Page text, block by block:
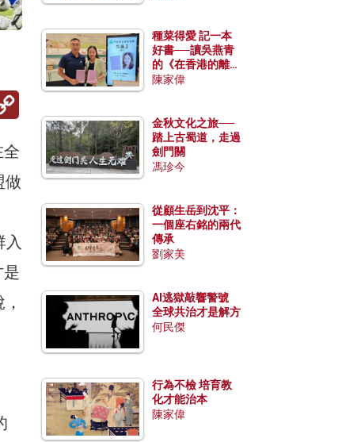
Copy
做
種菜得愛 記一本
好書──讀吳燕青
的《在香港的離島
種菜》
陳家偉
金秋文化之旅──
踏上古蜀道，走過
劍門關
馮珍今
從顧生岳到沈平：
一個座右銘的兩代
傳承
劉家美
AI逃獄敲響警號
全球共治才是解方
何民傑
行為不檢 培育教
化才能治本
陳家偉